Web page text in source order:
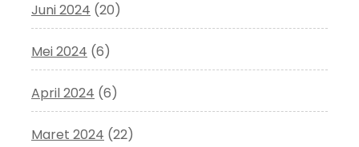
Juni 2024 (20)
Mei 2024 (6)
April 2024 (6)
Maret 2024 (22)